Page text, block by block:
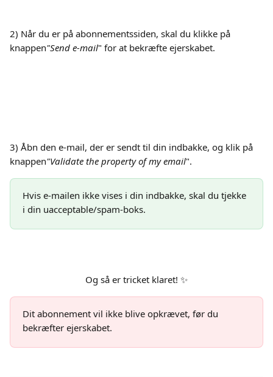
2) Når du er på abonnementssiden, skal du klikke på
knappen"Send e-mail" for at bekræfte ejerskabet.
3) Åbn den e-mail, der er sendt til din indbakke, og klik på
knappen"Validate the property of my email".
Hvis e-mailen ikke vises i din indbakke, skal du tjekke
i din uacceptable/spam-boks.
Og så er tricket klaret! ✨
Dit abonnement vil ikke blive opkrævet, før du
bekræfter ejerskabet.